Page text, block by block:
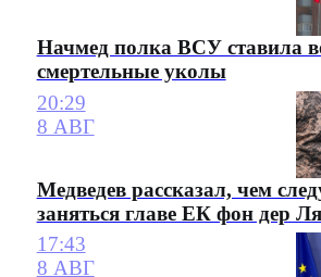
Начмед полка ВСУ ставила
смертельные уколы
20:29
8 АВГ
Медведев рассказал, чем
заняться главе ЕК фон дер
17:43
8 АВГ